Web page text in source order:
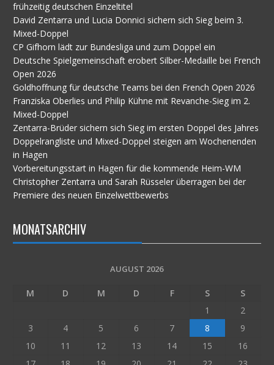
frühzeitig deutschen Einzeltitel
David Zentarra und Lucia Donnici sichern sich Sieg beim 3.
Mixed-Doppel
CP Gifhorn lädt zur Bundesliga und zum Doppel ein
Deutsche Spielgemeinschaft erobert Silber-Medaille bei French
Open 2026
Goldhoffnung für deutsche Teams bei den French Open 2026
Franziska Oberlies und Philip Kühne mit Revanche-Sieg im 2.
Mixed-Doppel
Zentarra-Brüder sichern sich Sieg im ersten Doppel des Jahres
Doppelrangliste und Mixed-Doppel steigen am Wochenenden
in Hagen
Vorbereitungsstart in Hagen für die kommende Heim-WM
Christopher Zentarra und Sarah Rüsseler überragen bei der
Premiere des neuen Einzelwettbewerbs
MONATSARCHIV
AUGUST 2026
M D M D F S
S
1
2
3
4 5 6 7 8
9
10
11 12 13 14 15
16